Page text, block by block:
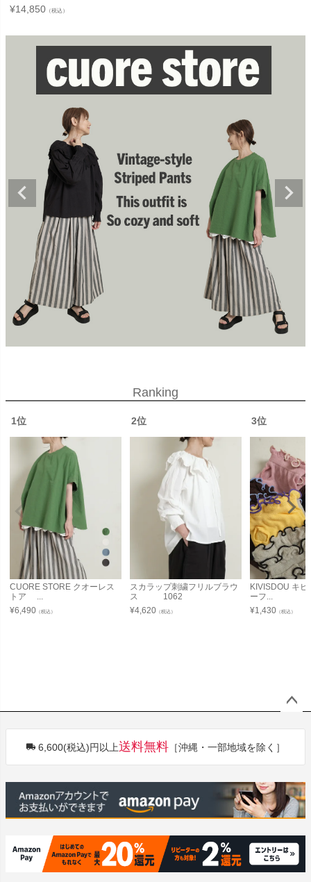
¥14,850 （税込）
Ranking
1位
CUORE STORE クオーレス
トア ...
¥6,490 （税込）
2位
スカラップ刺繍フリルブラウ
ス 1062
¥4,620 （税込）
3位
KIVISDOU キ
ーフ...
¥1,430 （税込）
へ
6,600(税込)円以上送料無料 ［沖縄・一部地域を除く］